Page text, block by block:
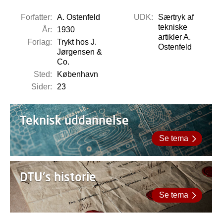
Forfatter:
A. Ostenfeld
År:
1930
Forlag:
Trykt hos J.
Jørgensen &
Co.
Sted:
København
Sider:
23
UDK:
Særtryk af
tekniske
artikler A.
Ostenfeld
Teknisk uddannelse
Se tema
DTU's historie
Se tema